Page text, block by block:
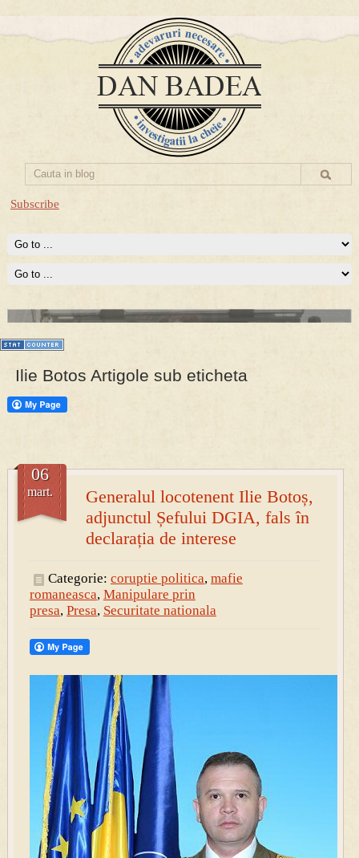
Subscribe
PRESA
Permise pentru vânătoarea de porci în costume, cu gulere albe
Prima mea carte publicata (Nemira)
Averea Presedintelui: prima lucrare despre controversatele
conturi secrete ale Securitatii.
Ilie Botos Artigole sub eticheta
Generalul locotenent Ilie Botoș,
adjunctul Șefului DGIA, fals în
declarația de interese
06
mart.
Categorie: coruptie politica, mafie
romaneasca, Manipulare prin
presa, Presa, Securitate nationala